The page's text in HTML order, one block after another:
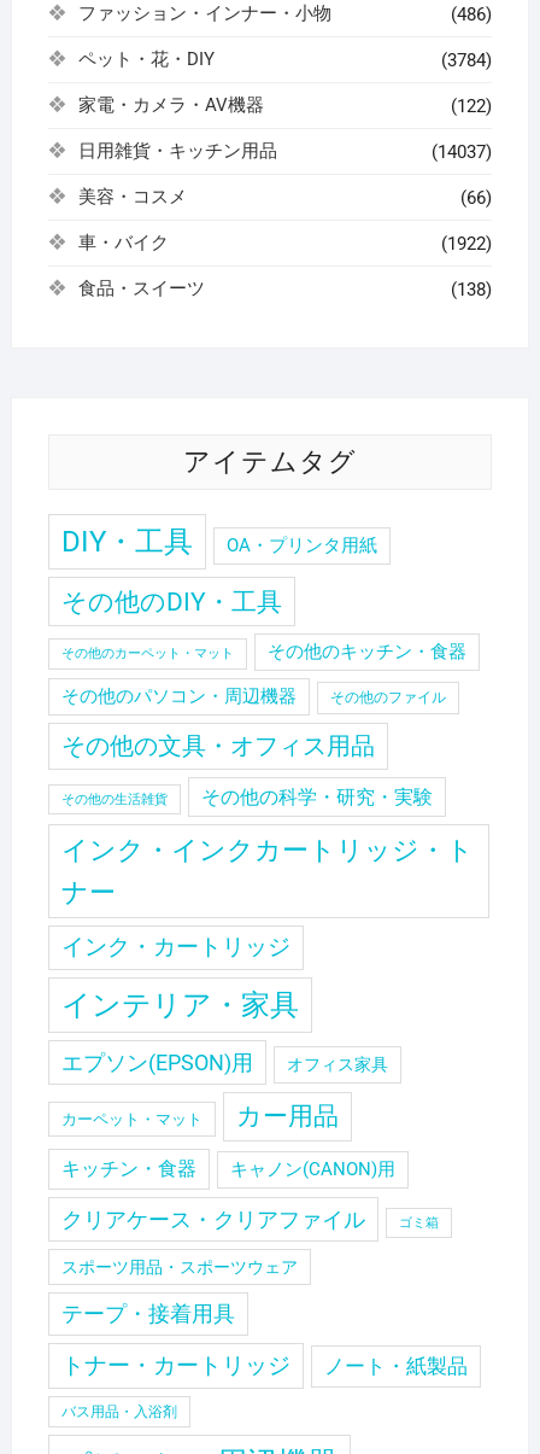
ファッション・インナー・小物 (486)
ペット・花・DIY (3784)
家電・カメラ・AV機器 (122)
日用雑貨・キッチン用品 (14037)
美容・コスメ (66)
車・バイク (1922)
食品・スイーツ (138)
アイテムタグ
DIY・工具 OA・プリンタ用紙
その他のDIY・工具
その他のカーペット・マット その他のキッチン・食器
その他のパソコン・周辺機器 その他のファイル
その他の文具・オフィス用品
その他の生活雑貨 その他の科学・研究・実験
インク・インクカートリッジ・ト
ナー
インク・カートリッジ
インテリア・家具
エプソン(EPSON)用 オフィス家具
カーペット・マット カー用品
キッチン・食器 キャノン(CANON)用
クリアケース・クリアファイル ゴミ箱
スポーツ用品・スポーツウェア
テープ・接着用具
トナー・カートリッジ ノート・紙製品
バス用品・入浴剤